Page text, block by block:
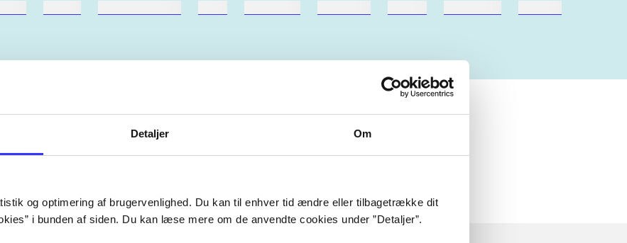
Detaljer Om
og optimering af brugervenlighed. Du kan til enhver tid ændre eller tilbagetrække dit
i bunden af siden. Du kan læse mere om de anvendte cookies under ”Detaljer”.
Artiklerne i